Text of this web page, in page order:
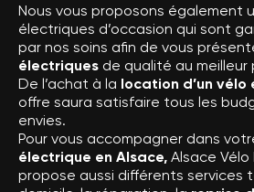
Nous vous proposons également
électriques d’occasion qui sont
par nos soins afin de vous
électriques de qualité au meilleur
De l’achat à la location d’un vélo
offre saura satisfaire tous les
envies.
Pour vous accompagner dans
électrique en Alsace, Alsace Vélo
propose aussi différents services